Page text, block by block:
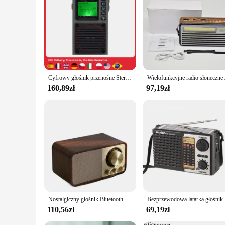
Cyfrowy głośnik przenośne Stereo FM Radio MP3 odtwarzacz Audio wysokiej jakości wierność dźwięku
160,89zł 97,19zł
Nostalgiczny głośnik Bluetooth Dźwięk Bluetooth Retro Klasyczny głośnik Retro Radio Bezprzewodowy przenośny subwoofer Bluetooth 5.0
110,56zł 69,19zł